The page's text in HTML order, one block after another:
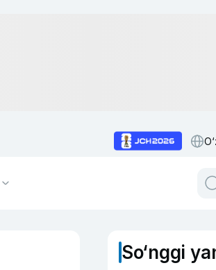
So‘nggi